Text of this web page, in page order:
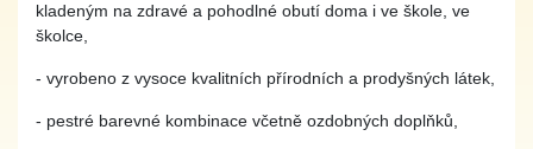
kladeným na zdravé a pohodlné obutí doma i ve škole, ve
školce,
- vyrobeno z vysoce kvalitních přírodních a prodyšných látek,
- pestré barevné kombinace včetně ozdobných doplňků,